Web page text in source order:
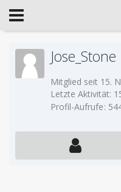
Jose_Stone
Mitglied seit 15.
Letzte Aktivität:
Profil-Aufrufe